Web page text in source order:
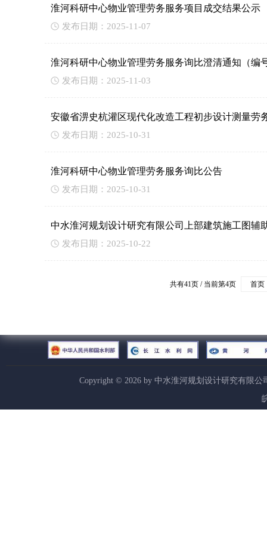
淮河科研中心物业管理劳务服务项目成交结果公示
发布日期：2025-11-07
淮河科研中心物业管理劳务服务询比澄清通知（编
发布日期：2025-11-03
安徽省淠史杭灌区现代化改造工程初步设计测量劳
发布日期：2025-10-31
淮河科研中心物业管理劳务服务询比公告
发布日期：2025-10-31
中水淮河规划设计研究有限公司上部建筑施工图辅
发布日期：2025-10-22
共有41页 / 当前第4页 首页
Copyright © 2026by 中水淮河规划设计研究有限公